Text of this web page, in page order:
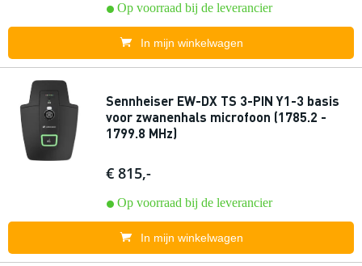
Op voorraad bij de leverancier
In mijn winkelwagen
Sennheiser EW-DX TS 3-PIN Y1-3 basis
voor zwanenhals microfoon (1785.2 -
1799.8 MHz)
€ 815,-
Op voorraad bij de leverancier
In mijn winkelwagen